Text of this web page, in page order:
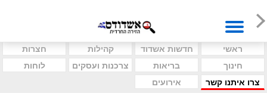
ראשי חדשות אשדוד קהילות
חצרות
חינוך
בריאות צרכנות ועסקים
לוחות
צרו איתנו קשר
אירועים